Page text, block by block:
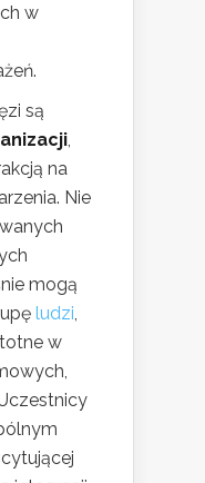
w
są
,
na
Nie
mogą
ludzi,
w